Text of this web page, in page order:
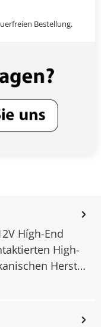
Bestellung.
Hígh-End
High-
Herst…